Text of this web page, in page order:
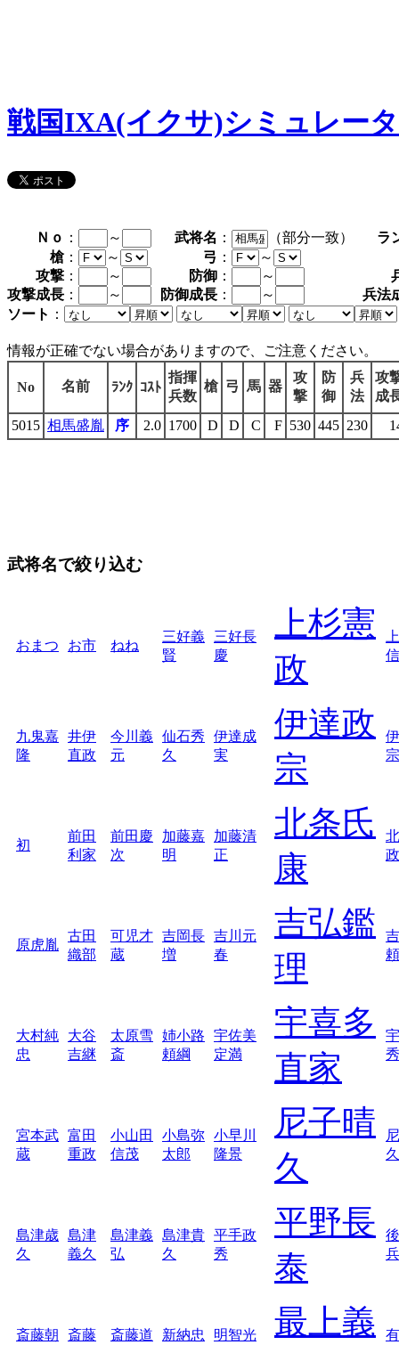
戦国IXA(イクサ)シミュレー
Ｎｏ ： ～ 武将名 ： （部分一致）
ラ
槍 ： ～ 弓 ：
～
攻撃 ： ～ 防御 ： ～
攻撃成長 ： ～ 防御成長 ： ～
兵法
ソート ：
情報が正確でない場合がありますので、ご注意ください。
No 名前 ﾗﾝｸ ｺｽﾄ
指揮
兵数
槍 弓 馬 器
攻
撃
防
御
兵
法
攻
成
5015 相馬盛胤 序 2.0 1700 D D C F 530 445 230
武将名で絞り込む
おまつ お市 ねね
三好義
賢
三好長
慶
上杉憲
政
信
九鬼嘉
隆
井伊
直政
今川義
元
仙石秀
久
伊達成
実
伊達政
宗
宗
初
前田
利家
前田慶
次
加藤嘉
明
加藤清
正
北条氏
康
政
原虎胤
古田
織部
可児才
蔵
吉岡長
増
吉川元
春
吉弘鑑
理
頼
大村純
忠
大谷
吉継
太原雪
斎
姉小路
頼綱
宇佐美
定満
宇喜多
直家
宮本武
蔵
富田
重政
小山田
信茂
小島弥
太郎
小早川
隆景
尼子晴
久
久
島津歳
久
島津
義久
島津義
弘
島津貴
久
平手政
秀
平野長
泰
斎藤朝
斎藤
斎藤道
新納忠
明智光
最上義